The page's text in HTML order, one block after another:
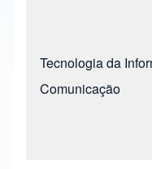
Tecnologia da
Comunicação